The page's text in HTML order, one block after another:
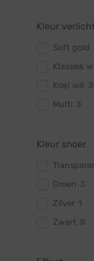
Kleur
Soft gold
Klassiek
Koel wit
Multi
Kleur snoer
Groen
Zilver
Zwart